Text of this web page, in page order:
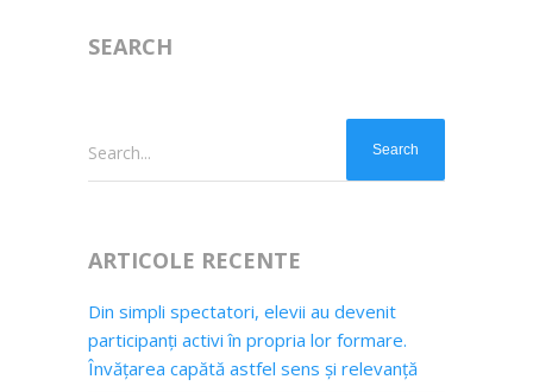
SEARCH
Search...
ARTICOLE RECENTE
Din simpli spectatori, elevii au devenit
participanți activi în propria lor formare.
Învățarea capătă astfel sens și relevanță